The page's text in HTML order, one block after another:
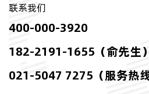
联系我们
400-000-3920
182-2191-1655（俞先生）
021-5047 7275（服务热线